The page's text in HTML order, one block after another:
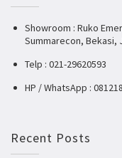
Showroom : Ruko
Summarecon, Bekasi,
Telp : 021-29620593
HP / WhatsApp :
Recent Posts